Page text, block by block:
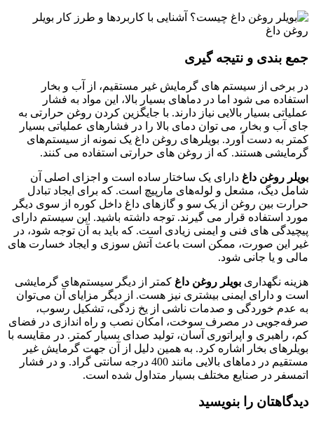
جمع بندی و نتیجه گیری
در برخی از سیستم های گرمایش غیر مستقیم، از آب و بخار
استفاده می شود اما در دماهای بسیار بالا، این مواد به فشار
عملیاتی بسیار بالایی نیاز دارند. با جایگزین کردن روغن حرارتی به
جای آب و بخار، می توان دمای بالا را در فشارهای عملیاتی بسیار
کمتر به دست آورد. بویلرهای روغن داغ یک نمونه از سیستم‌های
گرمایشی هستند. که از روغن های حرارتی استفاده می کنند.
بویلر روغن داغ دارای یک ساختار ساده است و اجزای اصلی آن
شامل دیگ، مشعل و لوله‌های مارپیچ است. که برای ایجاد تبادل
حرارت بین روغن از یک سو و گازهای داغ داخل کوره از سوی دیگر
مورد استفاده قرار می گیرند. توجه داشته باشید. این سیستم دارای
پیچیدگی های فنی و ایمنی زیادی است. که باید به آن توجه شود، در
غیر این صورت، ممکن است باعث آتش سوزی و ایجاد خسارت های
مالی و یا جانی شود.
هزینه نگهداری بویلر روغن داغ کمتر از دیگر سیستم‌های گرمایشی
است و دارای ایمنی بیشتری نیز هست. از دیگر مزایای آن می‌توان
به عدم خوردگی و صدمات ناشی از یخ زدگی، تشکیل رسوب،
صرفه‌جویی در مصرف سوخت، امکان نصب و راه ‌اندازی در فضای
کم، راهبری و اپراتوری آسان، تولید صدای بسیار کمتر. در مقایسه با
بویلرهای بخار اشاره کرد. به همین دلیل از آن جهت گرمایش غیر
مستقیم در دماهای بالایی مانند 400 درجه سانتی گراد. و در فشار
اتمسفر در صنایع مختلف بسیار متداول شده است.
دیدگاهتان را بنویسید